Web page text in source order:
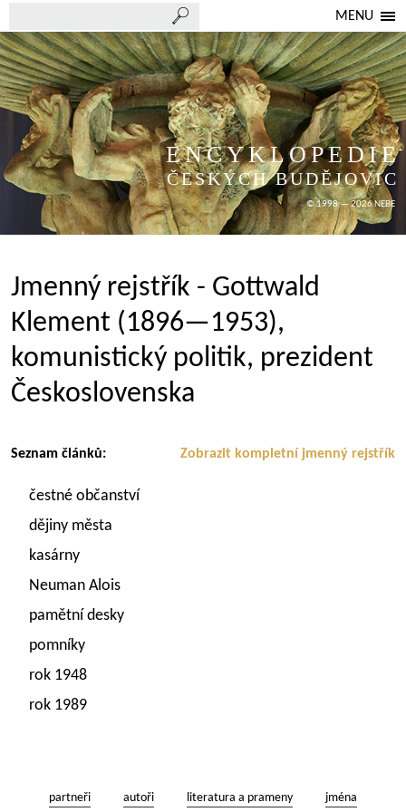
MENU
ENCYKLOPEDIE
ČESKÝCH BUDĚJOVIC
© 1998 — 2026 NEBE
Jmenný rejstřík - Gottwald
Klement (1896—1953),
komunistický politik, prezident
Československa
Zobrazit kompletní jmenný rejstřík
Seznam článků:
čestné občanství
dějiny města
kasárny
Neuman Alois
pamětní desky
pomníky
rok 1948
rok 1989
partneři autoři literatura a prameny jména